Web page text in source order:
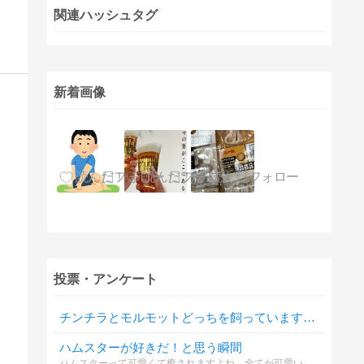
関連ハッシュタグ
新着画像
投票・アンケート
チンチラとモルモットどっちを飼っていますか？
ハムスターが好きだ！と思う瞬間